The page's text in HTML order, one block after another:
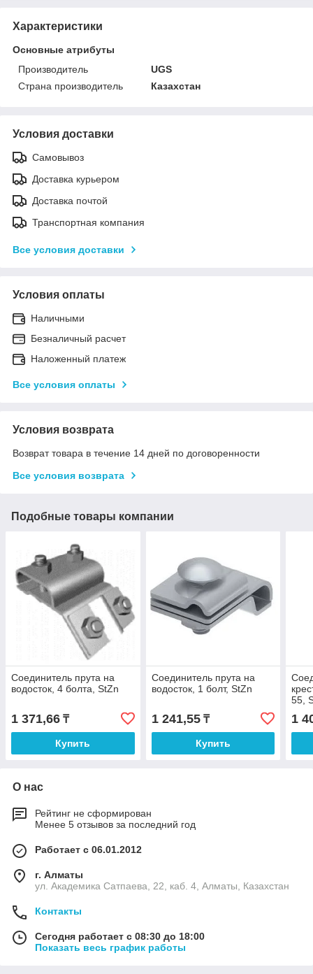
Характеристики
Основные атрибуты
Производитель
UGS
Страна производитель
Казахстан
Условия доставки
Самовывоз
Доставка курьером
Доставка почтой
Транспортная компания
Все условия доставки
Условия оплаты
Наличными
Безналичный расчет
Наложенный платеж
Все условия оплаты
Условия возврата
Возврат товара в течение 14 дней по договоренности
Все условия возврата
Подобные товары компании
Соединитель прута на
водосток, 4 болта, StZn
1 371,66 ₸
Купить
Соединитель прута на
водосток, 1 болт, StZn
1 241,55₸
Купить
55,
1
О нас
Рейтинг не сформирован
Менее 5 отзывов за последний год
Работает с 06.01.2012
г. Алматы
ул. Академика Сатпаева, 22, каб. 4, Алматы, Казахстан
Контакты
Сегодня работает с 08:30 до 18:00
Показать весь график работы